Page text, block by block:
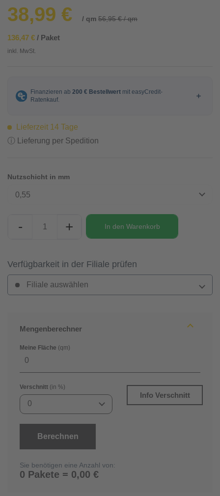
38,99 € / qm 56,95 € / qm
136,47 € / Paket
inkl. MwSt.
Lieferzeit 14 Tage
ⓘ Lieferung per Spedition
Nutzschicht in mm
0,55
- + In den Warenkorb
Verfügbarkeit in der Filiale prüfen
Filiale auswählen
Mengenberechner
Meine Fläche (qm)
Verschnitt (in %)
0
Info Verschnitt
Berechnen
Sie benötigen eine Anzahl von:
0 Pakete = 0,00 €